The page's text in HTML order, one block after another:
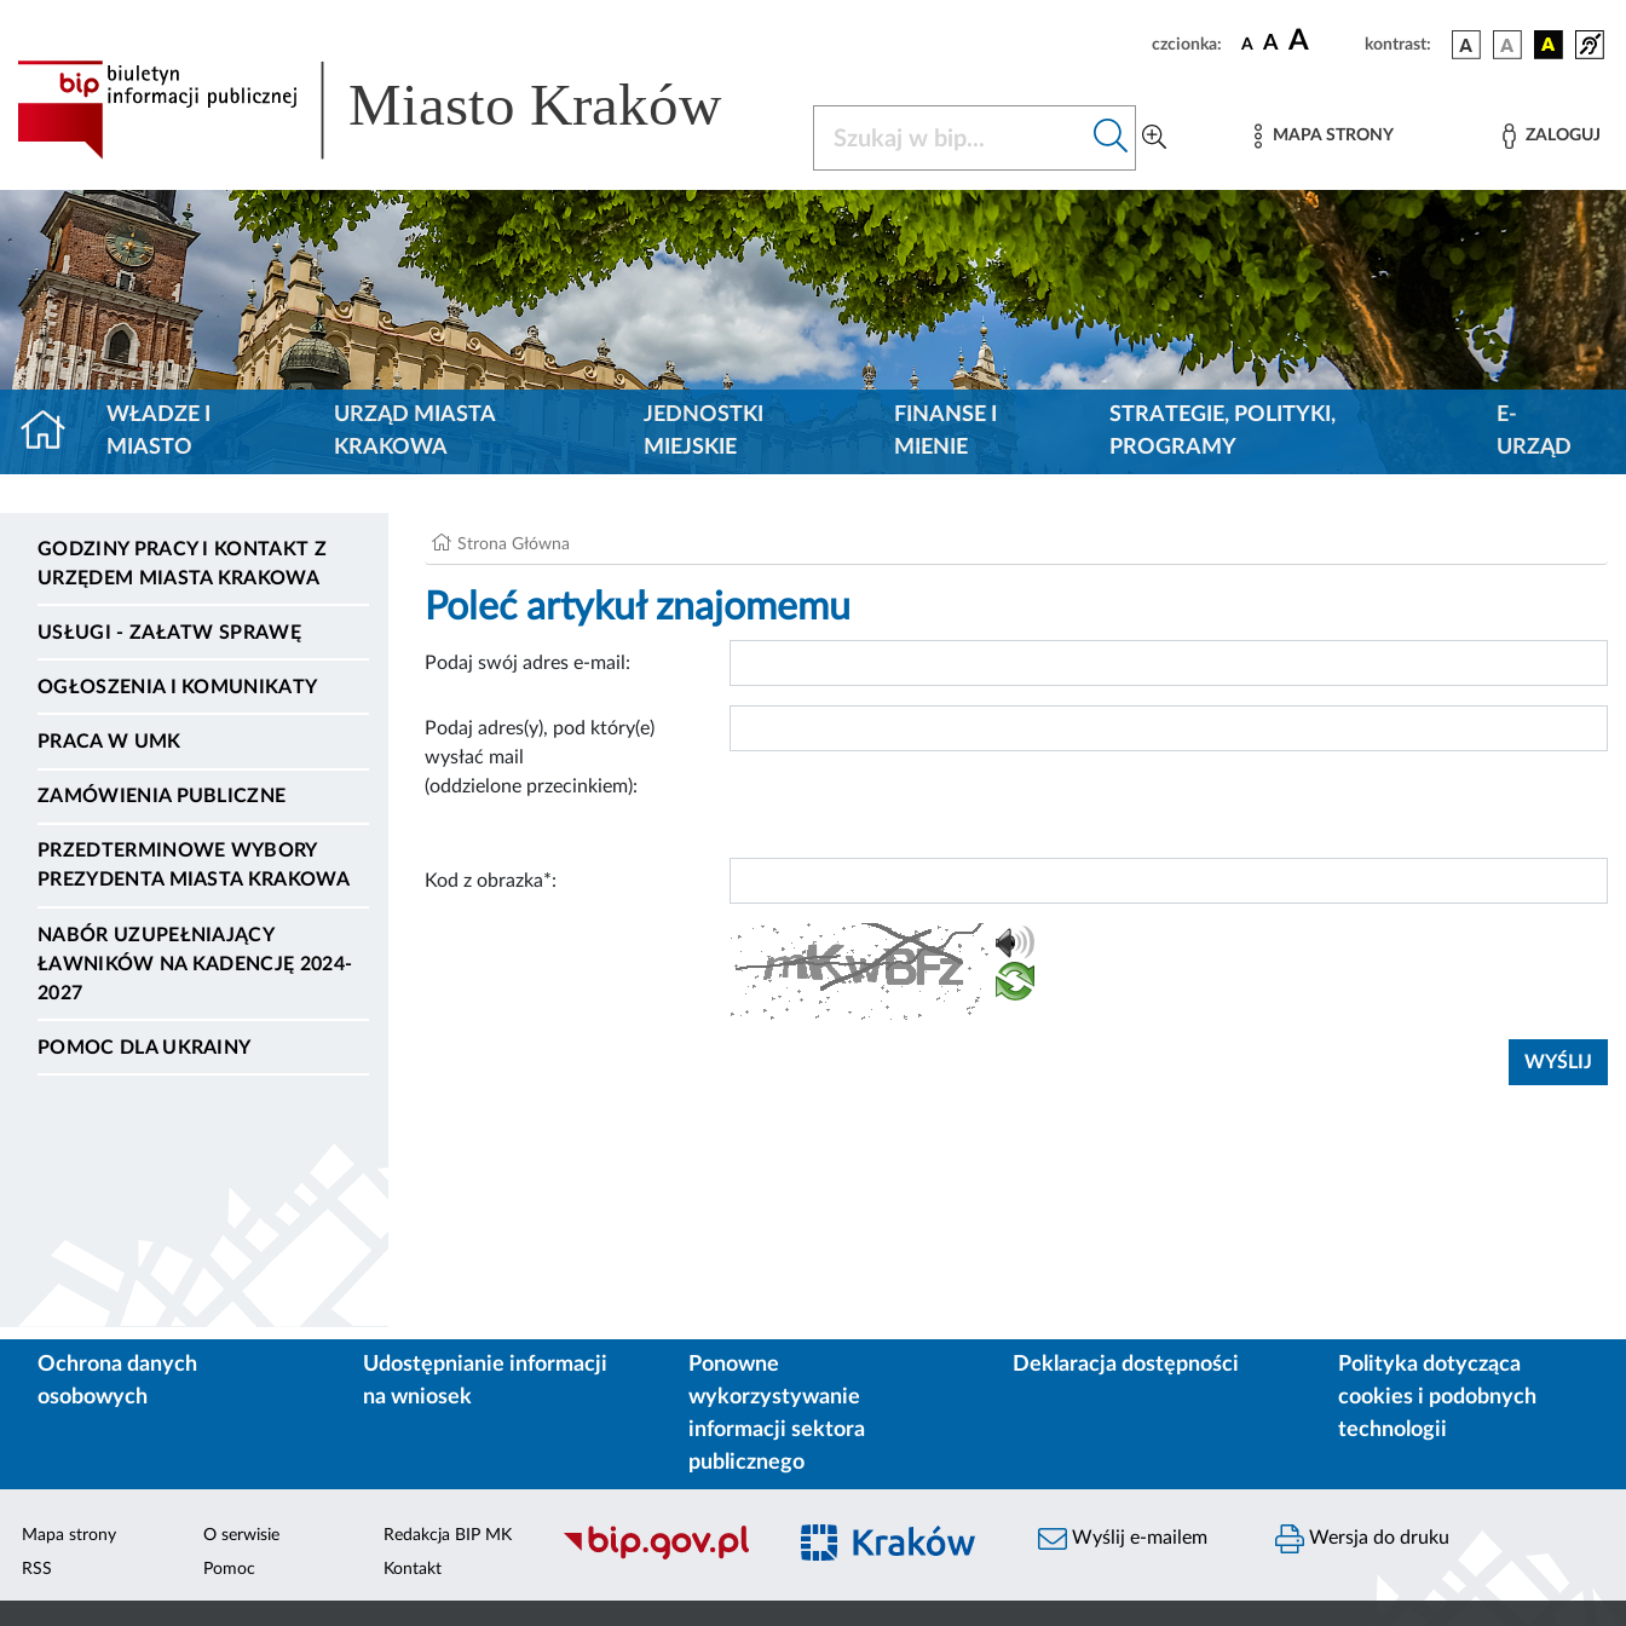
czcionka: A A A kontrast:
Miasto Kraków MAPA STRONY ZALOGUJ
WŁADZE I
MIASTO
URZĄD MIASTA
KRAKOWA
JEDNOSTKI
MIEJSKIE
FINANSE I
MIENIE
STRATEGIE, POLITYKI,
PROGRAMY
E-
URZĄD
GODZINY PRACY I KONTAKT Z
URZĘDEM MIASTA KRAKOWA
USŁUGI - ZAŁATW SPRAWĘ
OGŁOSZENIA I KOMUNIKATY
PRACA W UMK
ZAMÓWIENIA PUBLICZNE
PRZEDTERMINOWE WYBORY
PREZYDENTA MIASTA KRAKOWA
NABÓR UZUPEŁNIAJĄCY
ŁAWNIKÓW NA KADENCJĘ 2024-
2027
POMOC DLA UKRAINY
Strona Główna
Poleć artykuł znajomemu
Podaj swój adres e-mail:
Podaj adres(y), pod który(e)
wysłać mail
(oddzielone przecinkiem):
Kod z obrazka*:
Ochrona danych
osobowych
Udostępnianie informacji
na wniosek
Ponowne
wykorzystywanie
informacji sektora
publicznego
Deklaracja dostępności
Polityka dotycząca
cookies i podobnych
technologii
Mapa strony
RSS
O serwisie
Pomoc
Redakcja BIP MK
Kontakt
Wyślij e-mailem Wersja do druku